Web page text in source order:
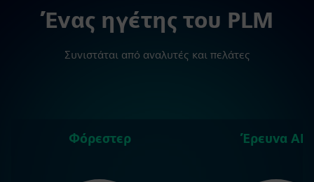
Ένας ηγέτης του PLM
Συνιστάται από αναλυτές και πελάτες
Φόρεστερ Έρευνα ABI